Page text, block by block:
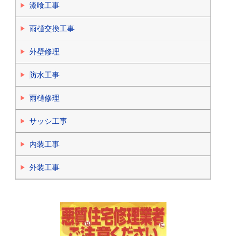
漆喰工事
雨樋交換工事
外壁修理
防水工事
雨樋修理
サッシ工事
内装工事
外装工事